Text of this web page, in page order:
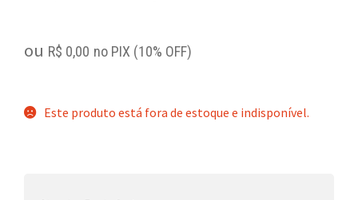
ou R$ 0,00 no PIX (10% OFF)
Este produto está fora de estoque e indisponível.